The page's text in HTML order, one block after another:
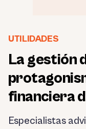
UTILIDADES
La gestión
financiera
Especialistas